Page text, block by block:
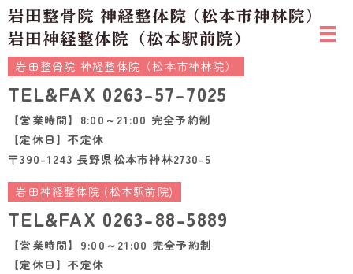
岩田整骨院 神経整体院（松本市神林院）
TEL&FAX 0263-57-7025
【営業時間】8:00～21:00 完全予約制
【定休日】不定休
〒390-1243 長野県松本市神林2730-5
岩田神経整体院 (松本駅前院)
TEL&FAX 0263-88-5889
【営業時間】9:00～21:00 完全予約制
【定休日】不定休